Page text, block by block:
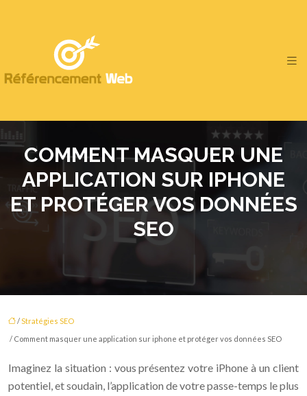
COMMENT MASQUER UNE
APPLICATION SUR IPHONE
ET PROTÉGER VOS DONNÉES
SEO
/Stratégies SEO
/ Comment masquer une application sur iphone et protéger vos données SEO
Imaginez la situation : vous présentez votre iPhone à un client
potentiel, et soudain, l’application de votre passe-temps le plus